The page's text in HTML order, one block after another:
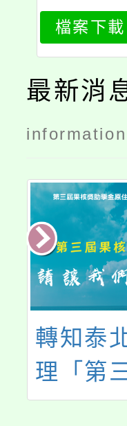
2
檔案下載
最新消
information
轉知泰
理「第
獎助學